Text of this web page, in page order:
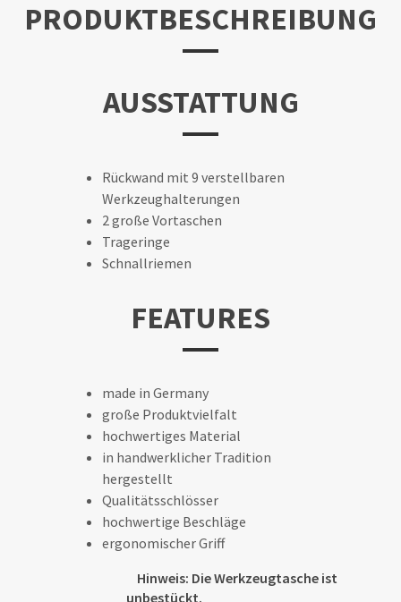
PRODUKTBESCHREIBUNG
AUSSTATTUNG
Rückwand mit 9 verstellbaren
Werkzeughalterungen
2 große Vortaschen
Trageringe
Schnallriemen
FEATURES
made in Germany
große Produktvielfalt
hochwertiges Material
in handwerklicher Tradition
hergestellt
Qualitätsschlösser
hochwertige Beschläge
ergonomischer Griff
Hinweis: Die Werkzeugtasche ist
unbestückt.